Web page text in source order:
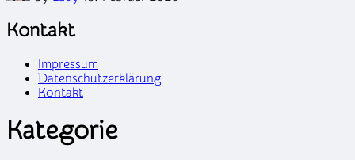
Kontakt
Impressum
Datenschutzerklärung
Kontakt
Kategorie